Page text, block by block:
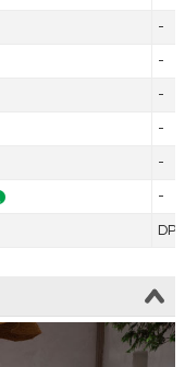
-
-
-
-
-
-
DPD